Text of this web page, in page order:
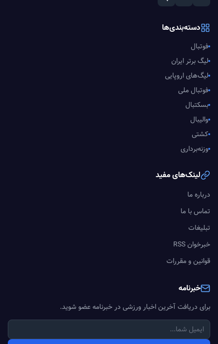
دسته‌بندی‌ها
فوتبال
لیگ برتر ایران
لیگ‌های اروپایی
فوتبال ملی
بسکتبال
والیبال
کشتی
وزنه‌برداری
لینک‌های مفید
درباره ما
تماس با ما
تبلیغات
خبرخوان RSS
قوانین و مقررات
خبرنامه
برای دریافت آخرین اخبار ورزشی در خبرنامه عضو شوید.